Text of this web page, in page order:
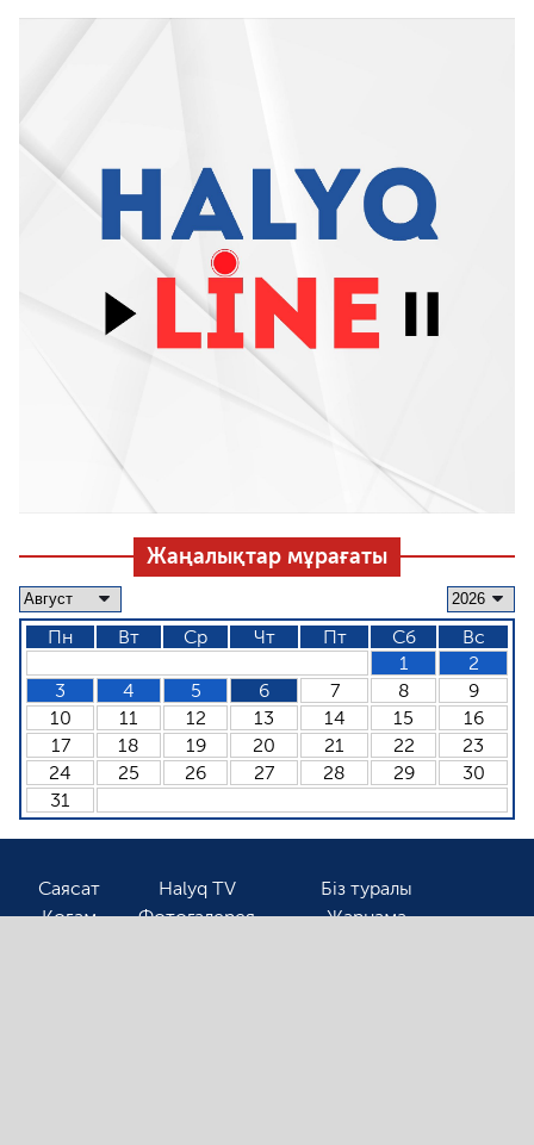
Жаңалықтар мұрағаты
Пн Вт Ср Чт Пт Сб
Вс
1
2
3
4 5 6 7 8
9
10
11 12 13 14 15
16
17
18 19 20 21 22
23
24
25 26 27 28 29
30
31
Саясат
Қоғам
Halyq TV
Фотогалерея
Біз туралы
Жарнама